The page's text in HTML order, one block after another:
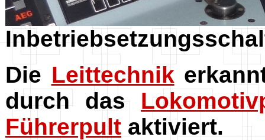
Die Leittechnik
durch das
Führerpult aktiviert.